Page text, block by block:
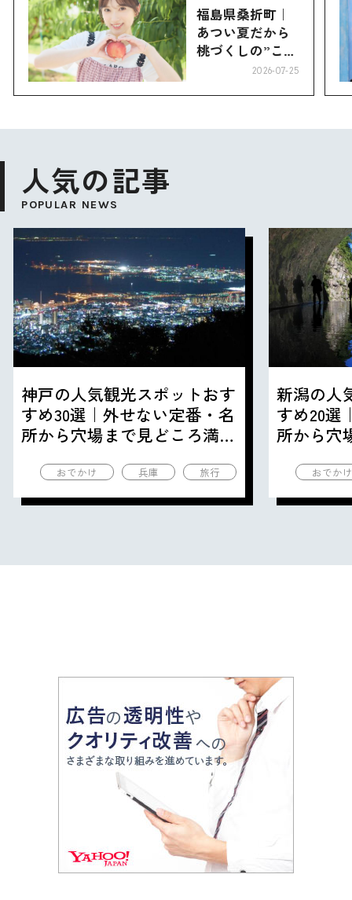
福島県桑折町｜
あつい夏だから
桃づくしの”こお
2026-07-25
人気の記事
POPULAR NEWS
神戸の人気観光スポットおす
すめ30選｜外せない定番・名
所から穴場まで見どころ満載
おでかけ 兵庫 旅行
新潟の人
すめ20選
所から穴
おでか